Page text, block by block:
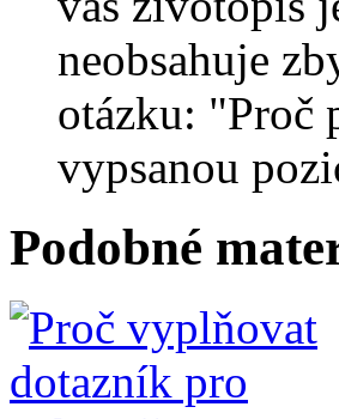
neobsahuje
otázku: "Proč
vypsanou
Podobné